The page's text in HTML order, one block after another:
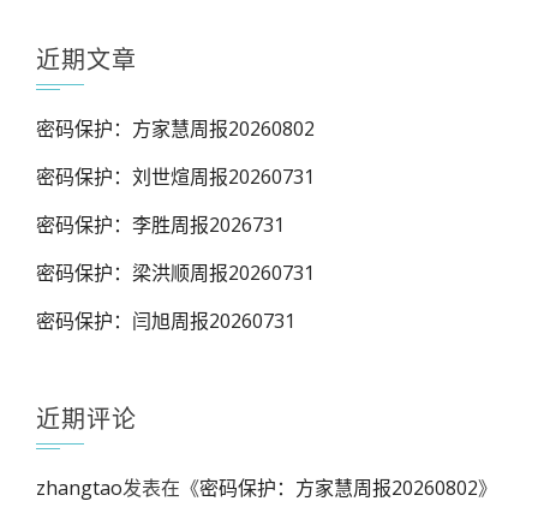
近期文章
密码保护：方家慧周报20260802
密码保护：刘世煊周报20260731
密码保护：李胜周报2026731
密码保护：梁洪顺周报20260731
密码保护：闫旭周报20260731
近期评论
zhangtao发表在《密码保护：方家慧周报20260802》